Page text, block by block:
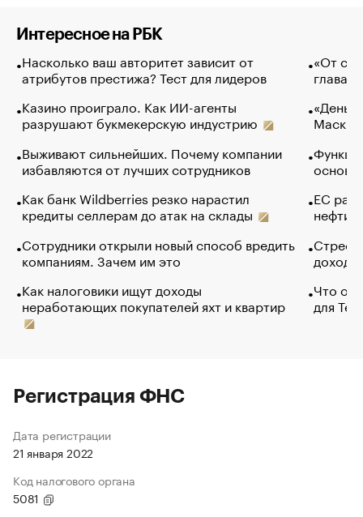
Интересное на РБК
Насколько ваш авторитет зависит от
атрибутов престижа? Тест для лидеров
Казино проиграло. Как ИИ-агенты
разрушают букмекерскую индустрию
Выживают сильнейших. Почему компании
избавляются от лучших сотрудников
Как банк Wildberries резко нарастил
кредиты селлерам до атак на склады
Сотрудники открыли новый способ вредить
компаниям. Зачем им это
Как налоговики ищут доходы
неработающих покупателей яхт и квартир
«От
глава
Маск в
основ
ЕС
нефти
Что
для
Регистрация ФНС
Дата регистрации
21 января 2022
Код налогового органа
5081